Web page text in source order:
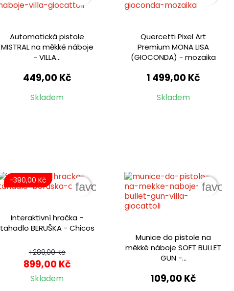
Automatická pistole
MISTRAL na měkké náboje
- VILLA...
449,00 Kč
Skladem
Quercetti Pixel Art
Premium MONA LISA
(GIOCONDA) - mozaika
1 499,00 Kč
Skladem
Interaktivní hračka -
tahadlo BERUŠKA - Chicos
1 289,00 Kč
899,00 Kč
Skladem
-390,00 Kč
favorite_border
Munice do pistole na
měkké náboje SOFT BULLET
GUN -...
109,00 Kč